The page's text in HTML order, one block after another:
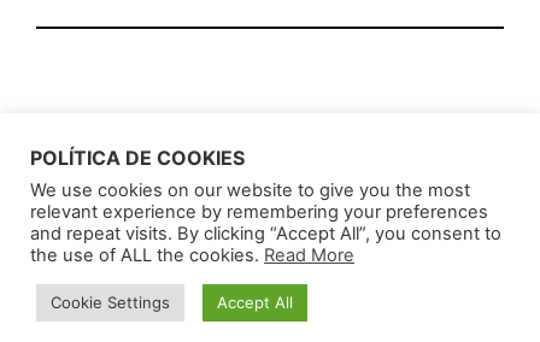
AnunciosLatinProudly powered byWordPress
POLÍTICA DE COOKIES
We use cookies on our website to give you the most
relevant experience by remembering your preferences
and repeat visits. By clicking “Accept All”, you consent to
the use of ALL the cookies. Read More
Cookie Settings Accept All